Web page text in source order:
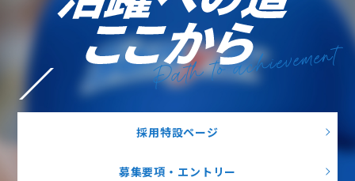
Path to achievement
採用特設ページ
募集要項・エントリー